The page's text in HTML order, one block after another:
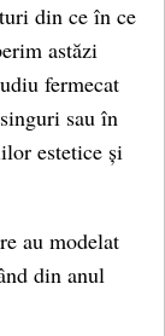
din ce în ce
astăzi
fermecat
sau în
estetice și
au modelat
din anul